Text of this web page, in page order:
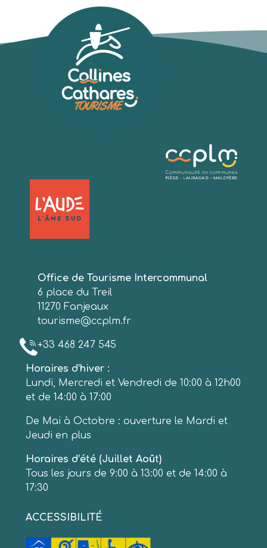
Office de Tourisme Intercommunal
6 place du Treil
11270 Fanjeaux
tourisme@ccplm.fr
+33 468 247 545
Horaires d’hiver :
Lundi, Mercredi et Vendredi de 10:00 à 12h00
et de 14:00 à 17:00
De Mai à Octobre : ouverture le Mardi et
Jeudi en plus
Horaires d’été (Juillet Août)
Tous les jours de 9:00 à 13:00 et de 14:00 à
17:30
ACCESSIBILITÉ